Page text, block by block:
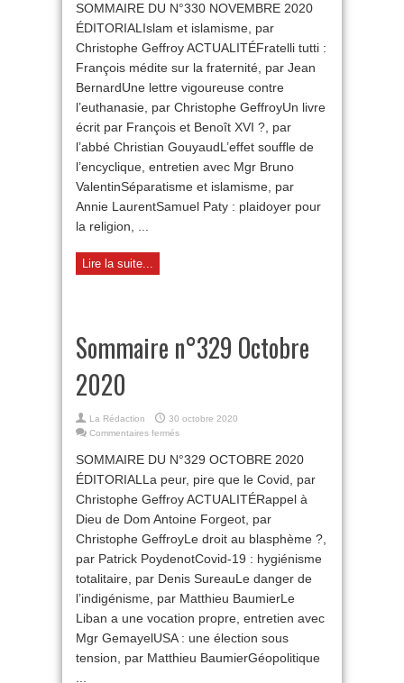
n°330
Novembre
SOMMAIRE DU N°330 NOVEMBRE 2020
ÉDITORIALIslam et islamisme, par
Christophe Geffroy ACTUALITÉFratelli tutti :
François médite sur la fraternité, par Jean
BernardUne lettre vigoureuse contre
l’euthanasie, par Christophe GeffroyUn livre
écrit par François et Benoît XVI ?, par
l’abbé Christian GouyaudL’effet souffle de
l’encyclique, entretien avec Mgr Bruno
ValentinSéparatisme et islamisme, par
Annie LaurentSamuel Paty : plaidoyer pour
la religion, ...
Lire la suite...
Sommaire n°329 Octobre
2020
La Rédaction
30 octobre 2020
Commentaires fermés
n°329
Octobre
2020
SOMMAIRE DU N°329 OCTOBRE 2020
ÉDITORIALLa peur, pire que le Covid, par
Christophe Geffroy ACTUALITÉRappel à
Dieu de Dom Antoine Forgeot, par
Christophe GeffroyLe droit au blasphème ?,
par Patrick PoydenotCovid-19 : hygiénisme
totalitaire, par Denis SureauLe danger de
l’indigénisme, par Matthieu BaumierLe
Liban a une vocation propre, entretien avec
Mgr GemayelUSA : une élection sous
tension, par Matthieu BaumierGéopolitique